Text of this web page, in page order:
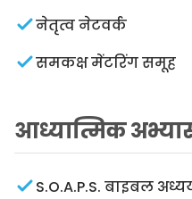
नेतृत्व नेटवर्क
समकक्ष मेंटरिंग समूह
आध्यात्मिक
S.O.A.P.S. बाइबल